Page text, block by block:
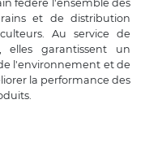
fédère l'ensemble des
et de distribution
Au service de
elles garantissent un
l'environnement et de
la performance des